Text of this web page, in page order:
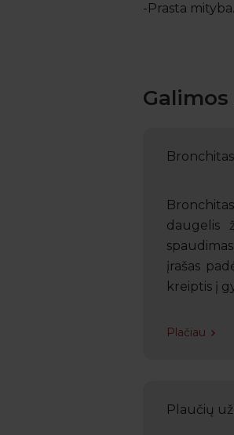
-Prasta mityba.
Galimos
daugelis
įrašas
kreiptis į
Plačiau
Plaučių